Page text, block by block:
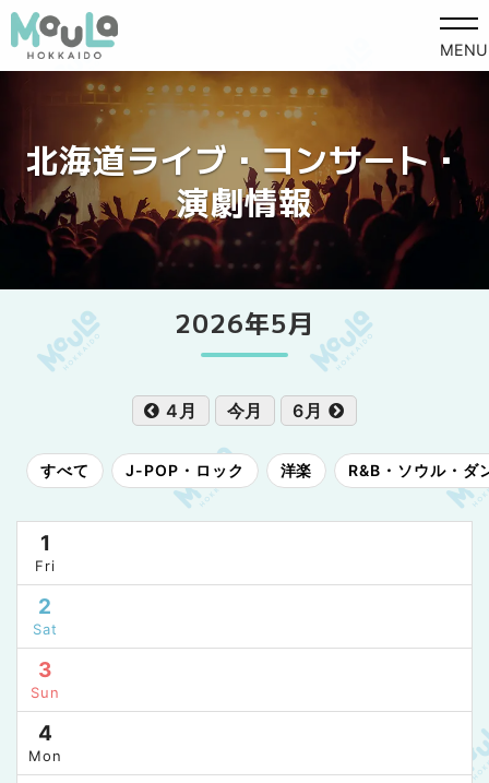
MENU
北海道ライブ・コンサート・
演劇情報
2026年5月
4月 今月 6月
すべて J-POP・ロック 洋楽 R&B・ソウル・ダ
1
Fri
2
Sat
3
Sun
4
Mon